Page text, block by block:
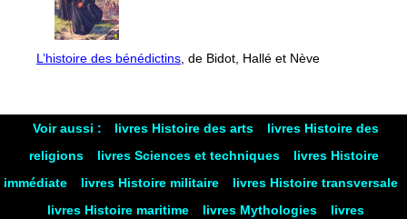
L’histoire des bénédictins , de Bidot, Hallé et Nève
Voir aussi : livres Histoire des arts
livres Histoire des
religions
livres Sciences et techniques
livres Histoire
immédiate
livres Histoire militaire
livres Histoire transversale
livres Histoire maritime
livres Mythologies
livres